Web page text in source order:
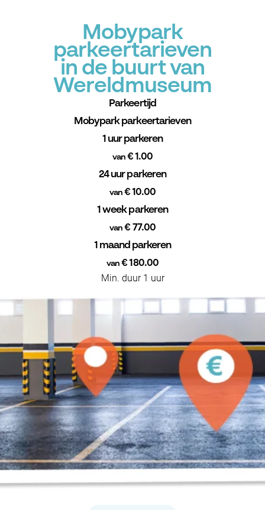
Mobypark
parkeertarieven
in de buurt van
Wereldmuseum
Parkeertijd
Mobypark parkeertarieven
1 uur parkeren
van€ 1.00
24 uur parkeren
van€ 10.00
1 week parkeren
van € 77.00
1 maand parkeren
van € 180.00
Min. duur 1 uur